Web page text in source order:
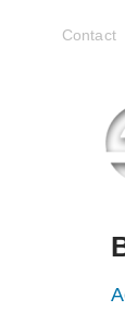
Contact